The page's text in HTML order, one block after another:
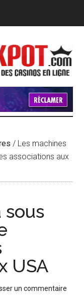
/ Les machines
associations aux
sous
USA
un commentaire